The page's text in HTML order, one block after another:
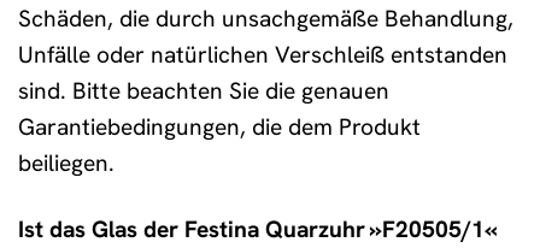
Schäden, die durch unsachgemäße Behandlung,
Unfälle oder natürlichen Verschleiß entstanden
sind. Bitte beachten Sie die genauen
Garantiebedingungen, die dem Produkt
beiliegen.
Ist das Glas der Festina Quarzuhr »F20505/1«